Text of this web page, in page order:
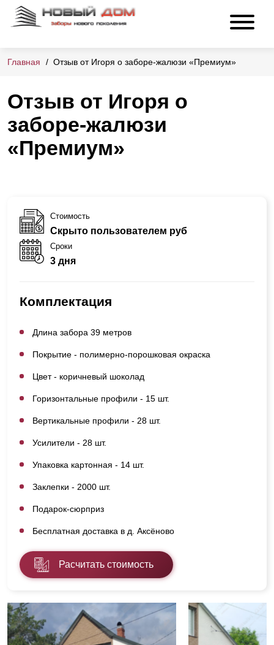
Главная Отзыв от Игоря о заборе-жалюзи «Премиум»
Отзыв от Игоря о
заборе-жалюзи
«Премиум»
Стоимость
Скрыто пользователем руб
Сроки
3 дня
Комплектация
Длина забора 39 метров
Покрытие - полимерно-порошковая окраска
Цвет - коричневый шоколад
Горизонтальные профили - 15 шт.
Вертикальные профили - 28 шт.
Усилители - 28 шт.
Упаковка картонная - 14 шт.
Заклепки - 2000 шт.
Подарок-сюрприз
Бесплатная доставка в д. Аксёново
Расчитать стоимость